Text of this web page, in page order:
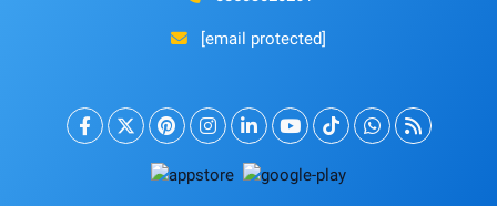
[email protected]